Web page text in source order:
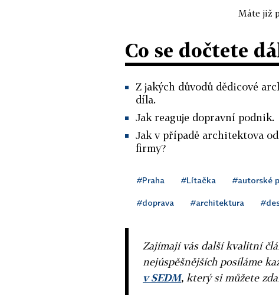
Máte již
Co se dočtete
Z jakých důvodů dědicové
díla.
Jak reaguje dopravní podnik.
Jak v případě architektova
firmy?
#Praha #Lítačka #autorské
#doprava #architektura
Zajímají vás další kvalitní
nejúspěšnějších posíláme
v SEDM, který si můžete